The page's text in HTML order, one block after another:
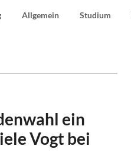
Allgemein Studium
ein
Vogt bei